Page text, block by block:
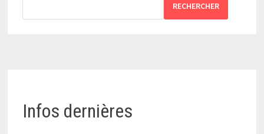
RECHERCHER
Infos dernières